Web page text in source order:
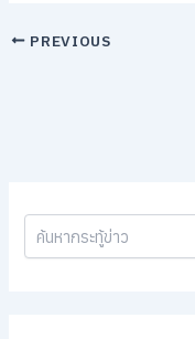
PREVIOUS